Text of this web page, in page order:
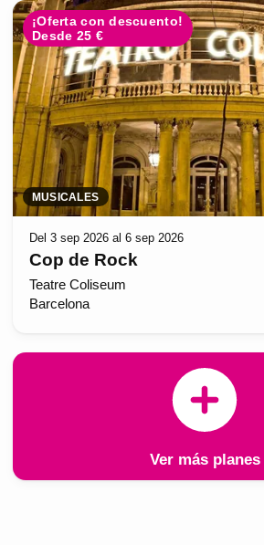
¡Oferta con descuento!
Desde 25 €
MUSICALES
Del 3 sep 2026 al 6 sep 2026
Cop de Rock
Teatre Coliseum
Barcelona
Ver más planes